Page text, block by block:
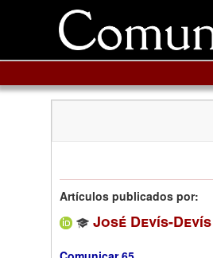
Artículos publicados por:
José Devís-Devís